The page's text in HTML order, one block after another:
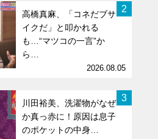
2
高橋真麻、「コネだブサ
イクだ」と叩かれる
も…“マツコの一言”か
ら…
2026.08.05
3
川田裕美、洗濯物がなぜ
か真っ赤に！原因は息子
のポケットの中身…